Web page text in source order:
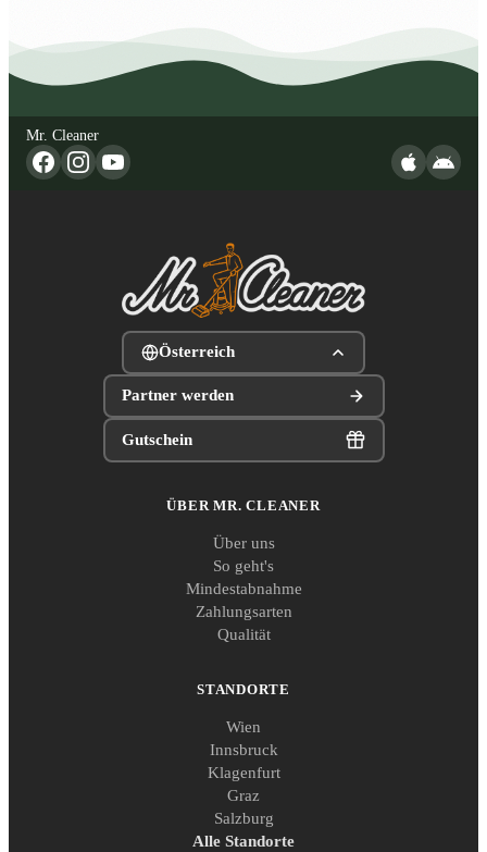
Mr. Cleaner
Österreich
Partner werden
Gutschein
ÜBER MR. CLEANER
Über uns
So geht's
Mindestabnahme
Zahlungsarten
Qualität
STANDORTE
Wien
Innsbruck
Klagenfurt
Graz
Salzburg
Alle Standorte